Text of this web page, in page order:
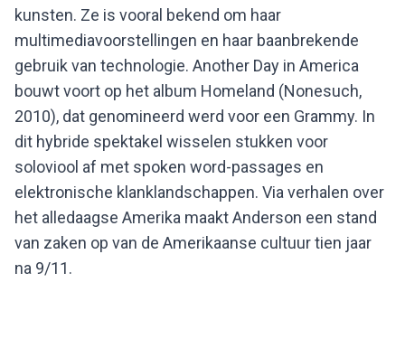
kunsten. Ze is vooral bekend om haar
multimediavoorstellingen en haar baanbrekende
gebruik van technologie. Another Day in America
bouwt voort op het album Homeland (Nonesuch,
2010), dat genomineerd werd voor een Grammy. In
dit hybride spektakel wisselen stukken voor
soloviool af met spoken word-passages en
elektronische klanklandschappen. Via verhalen over
het alledaagse Amerika maakt Anderson een stand
van zaken op van de Amerikaanse cultuur tien jaar
na 9/11.